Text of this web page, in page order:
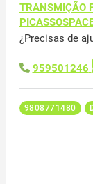
TRANSMIÇÃO
¿Precisas de
959501246
9808771480